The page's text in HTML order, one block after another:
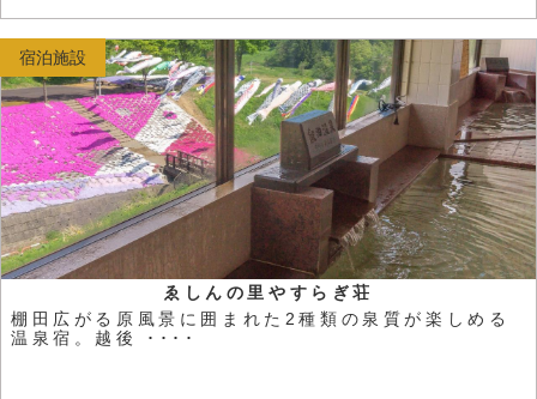
ゑしんの里やすらぎ荘
棚田広がる原風景に囲まれた2種類の泉質が楽しめる
温泉宿。越後 ････
宿泊施設